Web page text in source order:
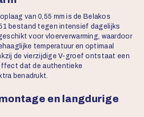
van 0,55 mm is de Belakos
bestand tegen intensief dagelijks
voor vloerverwarming, waardoor
temperatuur en optimaal
de vierzijdige V-groef ontstaat een
dat de authentieke
benadrukt.
en langdurige